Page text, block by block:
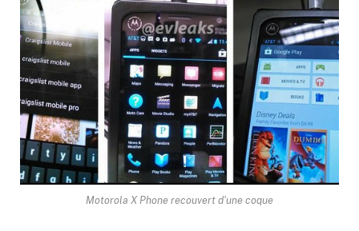
Motorola X Phone recouvert d'une coque